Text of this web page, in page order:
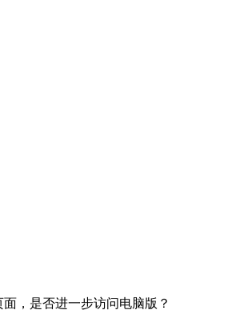
，是否进一步访问电脑版？